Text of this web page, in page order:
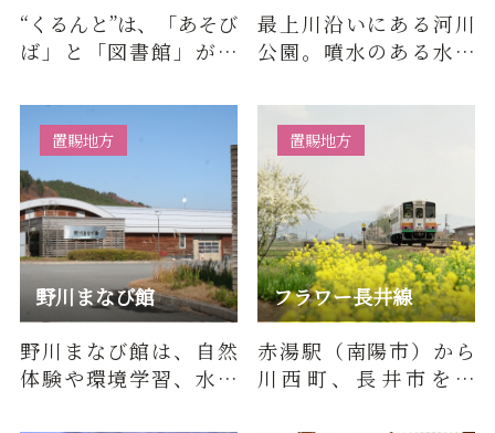
“くるんと”は、「あそび
ば」と「図書館」が一
井市役所の隣…
最上川沿いにある河川
公園。噴水のある水の
目的グラウンドや、地
元のフ…
野川まなび館
置賜地方
野川まなび館は、自然
体験や環境学習、水循
フラワー長井線
置賜地方
赤湯駅（南陽市）から
川西町、長井市を通